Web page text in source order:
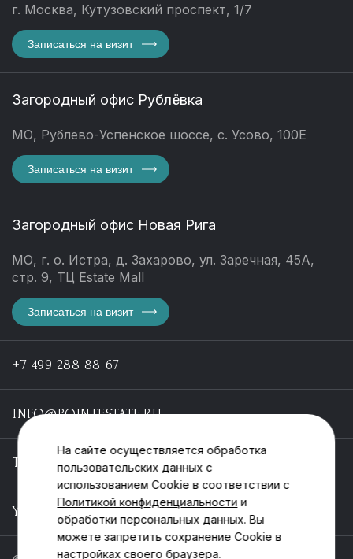
г. Москва, Кутузовский проспект, 1/7
Записаться на визит
Загородный офис Рублёвка
МО, Рублево-Успенское шоссе, с. Усово, 100Е
Записаться на визит
Загородный офис Новая Рига
МО, г. о. Истра, д. Захарово, ул. Заречная, 45А,
стр. 9, ТЦ Estate Mall
Записаться на визит
+7 499 288 88 67
INFO@POINTESTATE.RU
TELEGRAM
YOUTUBE
На сайте осуществляется обработка
пользовательских данных с
использованием Cookie в соответствии с
Политикой конфиденциальности и
обработки персональных данных. Вы
можете запретить сохранение Cookie в
настройках своего браузера.